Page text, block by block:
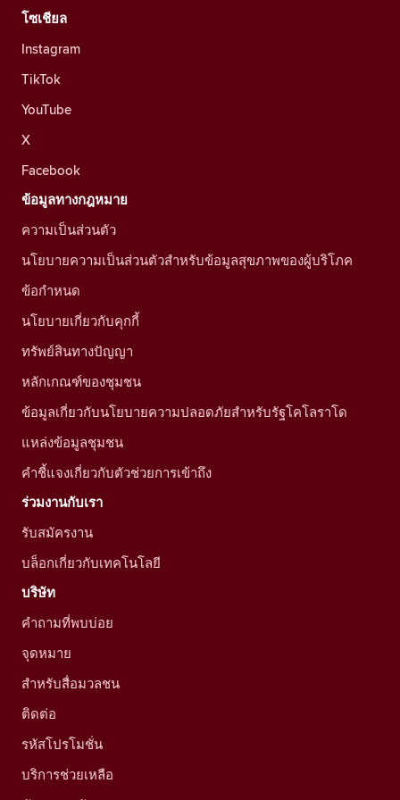
โซเชียล
Instagram
TikTok
YouTube
X
Facebook
ข้อมูลทางกฎหมาย
ความเป็นส่วนตัว
นโยบายความเป็นส่วนตัวสำหรับข้อมูลสุขภาพของผู้บริโภค
ข้อกำหนด
นโยบายเกี่ยวกับคุกกี้
ทรัพย์สินทางปัญญา
หลักเกณฑ์ของชุมชน
ข้อมูลเกี่ยวกับนโยบายความปลอดภัยสำหรับรัฐโคโลราโด
แหล่งข้อมูลชุมชน
คำชี้แจงเกี่ยวกับตัวช่วยการเข้าถึง
ร่วมงานกับเรา
รับสมัครงาน
บล็อกเกี่ยวกับเทคโนโลยี
บริษัท
คำถามที่พบบ่อย
จุดหมาย
สำหรับสื่อมวลชน
ติดต่อ
รหัสโปรโมชั่น
บริการช่วยเหลือ